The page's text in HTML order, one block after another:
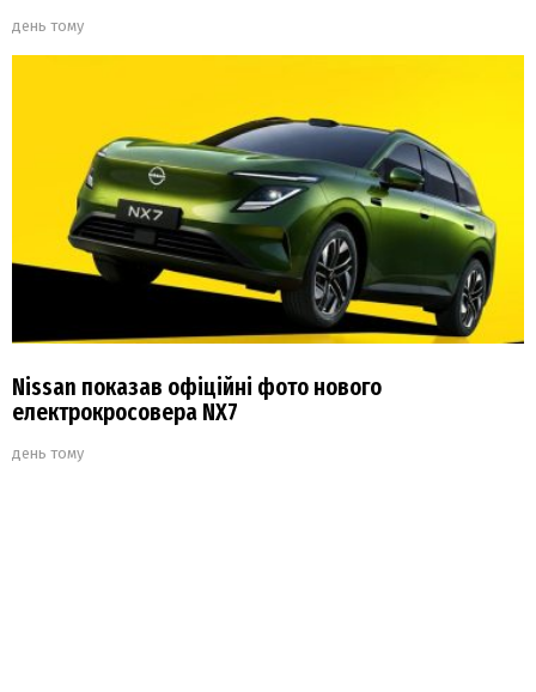
день тому
Nissan показав офіційні фото нового
електрокросовера NX7
день тому